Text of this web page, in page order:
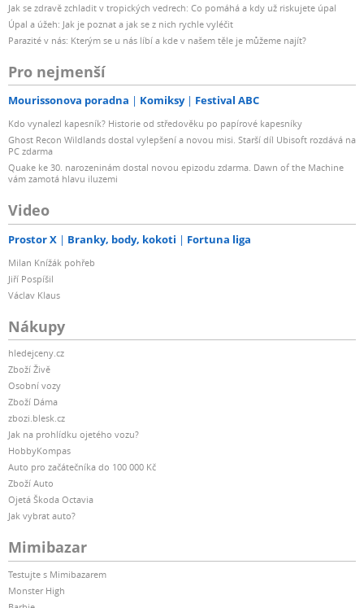
Jak se zdravě zchladit v tropických vedrech: Co pomáhá a kdy už riskujete úpal
Úpal a úžeh: Jak je poznat a jak se z nich rychle vyléčit
Parazité v nás: Kterým se u nás líbí a kde v našem těle je můžeme najít?
Pro nejmenší
Mourissonova poradna Komiksy Festival ABC
Kdo vynalezl kapesník? Historie od středověku po papírové kapesníky
Ghost Recon Wildlands dostal vylepšení a novou misi. Starší díl Ubisoft rozdává na
PC zdarma
Quake ke 30. narozeninám dostal novou epizodu zdarma. Dawn of the Machine
vám zamotá hlavu iluzemi
Video
Prostor X Branky, body, kokoti Fortuna liga
Milan Knížák pohřeb
Jiří Pospíšil
Václav Klaus
Nákupy
hledejceny.cz
Zboží Živě
Osobní vozy
Zboží Dáma
zbozi.blesk.cz
Jak na prohlídku ojetého vozu?
HobbyKompas
Auto pro začátečníka do 100 000 Kč
Zboží Auto
Ojetá Škoda Octavia
Jak vybrat auto?
Mimibazar
Testujte s Mimibazarem
Monster High